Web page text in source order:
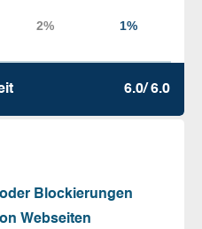
6.0/ 6.0
Blockierungen
Webseiten